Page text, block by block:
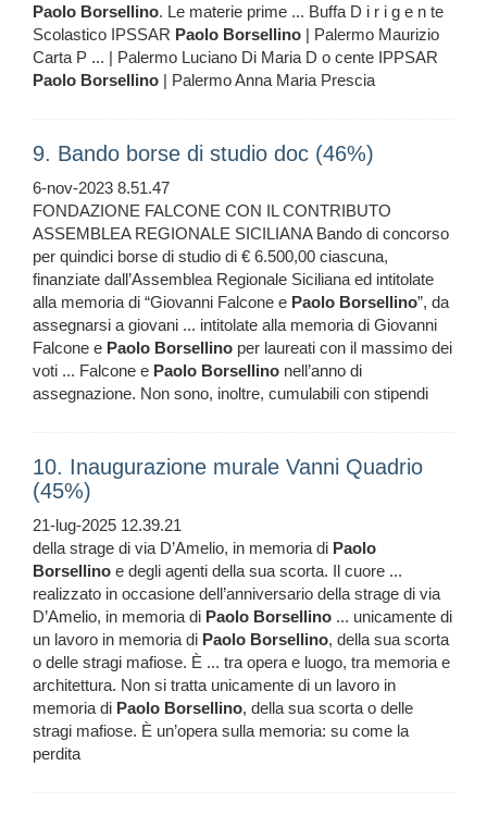
Paolo Borsellino. Le materie prime ... Buffa D i r i g e n te
Scolastico IPSSAR Paolo Borsellino | Palermo Maurizio
Carta P ... | Palermo Luciano Di Maria D o cente IPPSAR
Paolo Borsellino | Palermo Anna Maria Prescia
9. Bando borse di studio doc (46%)
6-nov-2023 8.51.47
FONDAZIONE FALCONE CON IL CONTRIBUTO
ASSEMBLEA REGIONALE SICILIANA Bando di concorso
per quindici borse di studio di € 6.500,00 ciascuna,
finanziate dall’Assemblea Regionale Siciliana ed intitolate
alla memoria di “Giovanni Falcone e Paolo Borsellino”, da
assegnarsi a giovani ... intitolate alla memoria di Giovanni
Falcone e Paolo Borsellino per laureati con il massimo dei
voti ... Falcone e Paolo Borsellino nell’anno di
assegnazione. Non sono, inoltre, cumulabili con stipendi
10. Inaugurazione murale Vanni Quadrio
(45%)
21-lug-2025 12.39.21
della strage di via D’Amelio, in memoria di Paolo
Borsellino e degli agenti della sua scorta. Il cuore ...
realizzato in occasione dell’anniversario della strage di via
D’Amelio, in memoria di Paolo Borsellino ... unicamente di
un lavoro in memoria di Paolo Borsellino, della sua scorta
o delle stragi mafiose. È ... tra opera e luogo, tra memoria e
architettura. Non si tratta unicamente di un lavoro in
memoria di Paolo Borsellino, della sua scorta o delle
stragi mafiose. È un’opera sulla memoria: su come la
perdita